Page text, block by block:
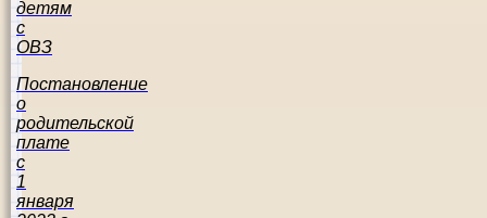
детям
с
ОВЗ
Постановление
о
родительской
плате
с
1
января